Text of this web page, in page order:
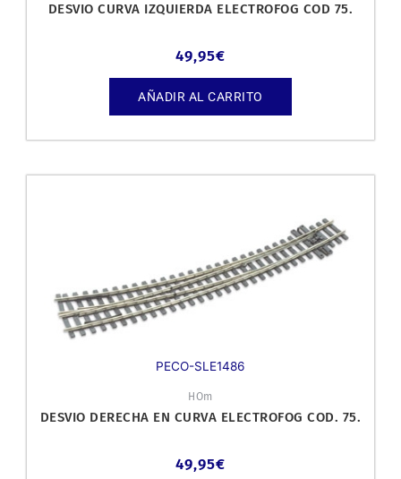
DESVIO CURVA IZQUIERDA ELECTROFOG COD 75.
49,95€
AÑADIR AL CARRITO
PECO-SLE1486
HOm
DESVIO DERECHA EN CURVA ELECTROFOG COD. 75.
49,95€